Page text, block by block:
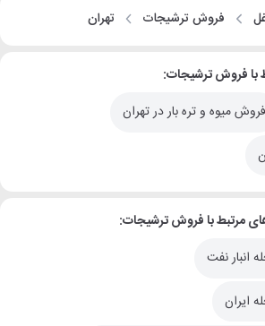
فروش ترشیجات تهران
با فروش ترشیجات:
فروش میوه و تره بار در تهران
مرتبط با فروش ترشیجات:
انبار نفت
ایران